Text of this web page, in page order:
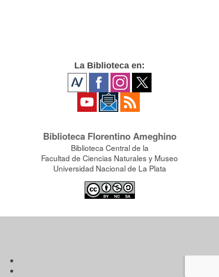
La Biblioteca en:
Biblioteca Florentino Ameghino
Biblioteca Central de la
Facultad de Ciencias Naturales y Museo
Universidad Nacional de La Plata